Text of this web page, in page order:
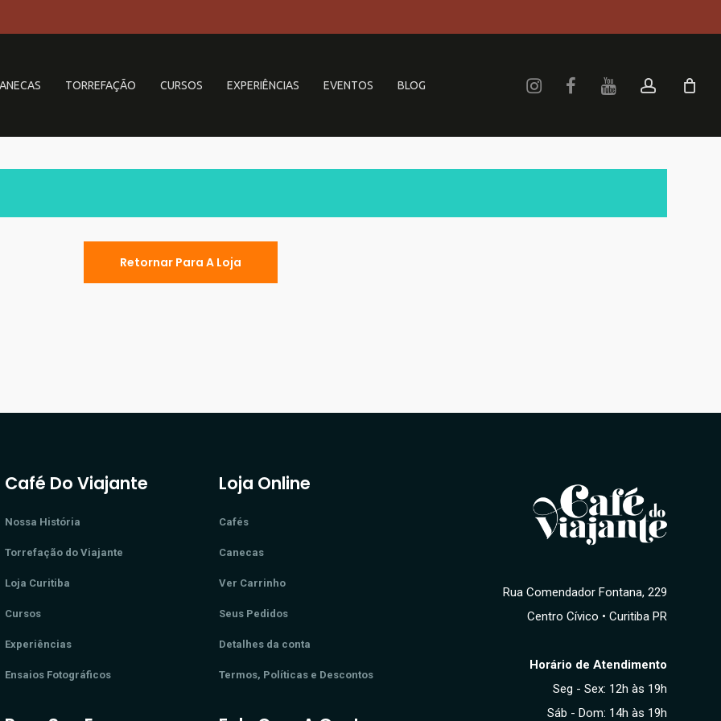
TORREFAÇÃO CURSOS EXPERIÊNCIAS EVENTOS BLOG account
Retornar Para A Loja
Café Do Viajante
Nossa História
Torrefação do Viajante
Loja Curitiba
Cursos
Experiências
Ensaios Fotográficos
Loja Online
Cafés
Canecas
Ver Carrinho
Seus Pedidos
Detalhes da conta
Termos, Políticas e Descontos
Rua Comendador Fontana, 229
Centro Cívico • Curitiba PR
Horário de Atendimento
Seg - Sex: 12h às 19h
Sáb - Dom: 14h às 19h